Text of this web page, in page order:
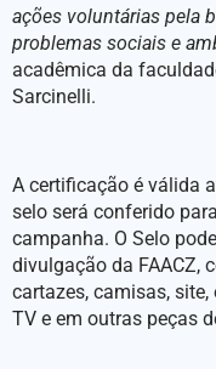
ações voluntárias pela
problemas sociais e
acadêmica da
Sarcinelli.
A certificação é válida
selo será conferido
campanha. O Selo
divulgação da FAACZ,
cartazes, camisas,
TV e em outras peças